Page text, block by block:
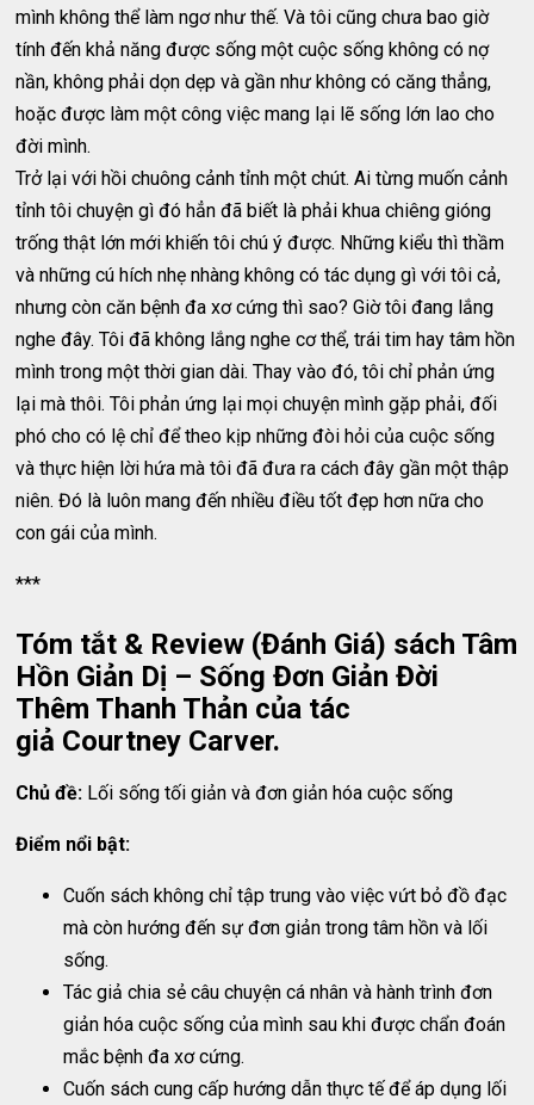
mình không thể làm ngơ như thế. Và tôi cũng chưa bao giờ
tính đến khả năng được sống một cuộc sống không có nợ
nần, không phải dọn dẹp và gần như không có căng thẳng,
hoặc được làm một công việc mang lại lẽ sống lớn lao cho
đời mình.
Trở lại với hồi chuông cảnh tỉnh một chút. Ai từng muốn cảnh
tỉnh tôi chuyện gì đó hẳn đã biết là phải khua chiêng gióng
trống thật lớn mới khiến tôi chú ý được. Những kiểu thì thầm
và những cú hích nhẹ nhàng không có tác dụng gì với tôi cả,
nhưng còn căn bệnh đa xơ cứng thì sao? Giờ tôi đang lắng
nghe đây. Tôi đã không lắng nghe cơ thể, trái tim hay tâm hồn
mình trong một thời gian dài. Thay vào đó, tôi chỉ phản ứng
lại mà thôi. Tôi phản ứng lại mọi chuyện mình gặp phải, đối
phó cho có lệ chỉ để theo kịp những đòi hỏi của cuộc sống
và thực hiện lời hứa mà tôi đã đưa ra cách đây gần một thập
niên. Đó là luôn mang đến nhiều điều tốt đẹp hơn nữa cho
con gái của mình.
***
Tóm tắt & Review (Đánh Giá) sách Tâm
Hồn Giản Dị – Sống Đơn Giản Đời
Thêm Thanh Thản của tác
giả Courtney Carver.
Chủ đề: Lối sống tối giản và đơn giản hóa cuộc sống
Điểm nổi bật:
Cuốn sách không chỉ tập trung vào việc vứt bỏ đồ đạc
mà còn hướng đến sự đơn giản trong tâm hồn và lối
sống.
Tác giả chia sẻ câu chuyện cá nhân và hành trình đơn
giản hóa cuộc sống của mình sau khi được chẩn đoán
mắc bệnh đa xơ cứng.
Cuốn sách cung cấp hướng dẫn thực tế để áp dụng lối